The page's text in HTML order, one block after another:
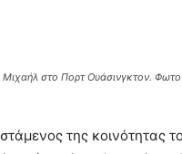
στο Πορτ Ουάσινγκτον.
της κοινότητας